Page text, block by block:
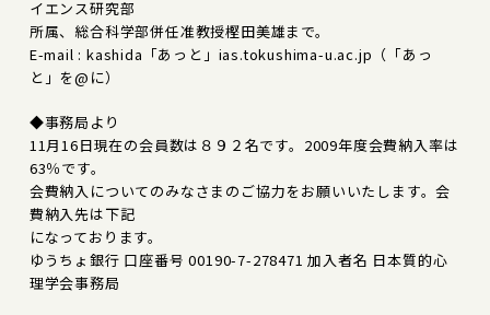
イエンス研究部
所属、総合科学部併任准教授樫田美雄まで。
E-mail : kashida「あっと」ias.tokushima-u.ac.jp（「あっ
と」を@に）
◆事務局より
11月16日現在の会員数は８９２名です。2009年度会費納入率は
63％です。
会費納入についてのみなさまのご協力をお願いいたします。会
費納入先は下記
になっております。
ゆうちょ銀行 口座番号 00190-7-278471 加入者名 日本質的心
理学会事務局